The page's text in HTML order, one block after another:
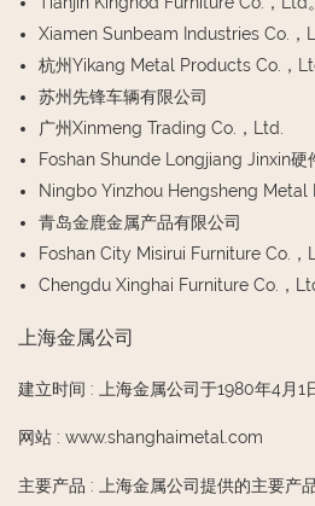
Xiamen Sunbeam Industries Co.，
杭州Yikang Metal Products Co.，
苏州先锋车辆有限公司
广州Xinmeng Trading Co.，Ltd.
Foshan Shunde Longjiang Jinxin硬
Ningbo Yinzhou Hengsheng Metal
青岛金鹿金属产品有限公司
Foshan City Misirui Furniture Co.，
Chengdu Xinghai Furniture Co.，
上海金属公司
建立时间 : 上海金属公司于1980年4月1
网站 : www.shanghaimetal.com
主要产品 :
上海金属公司提供的主要产